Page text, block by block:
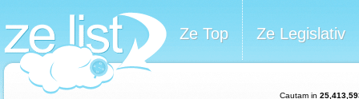
Ze Top Ze Legislativ
Cautam in